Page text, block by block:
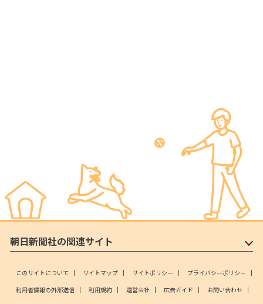
朝日新聞社の関連サイト
このサイトについて サイトマップ サイトポリシー
プライバシーポリシー
利用者情報の外部送信
利用規約 運営会社 広告ガイド
お問い合わせ